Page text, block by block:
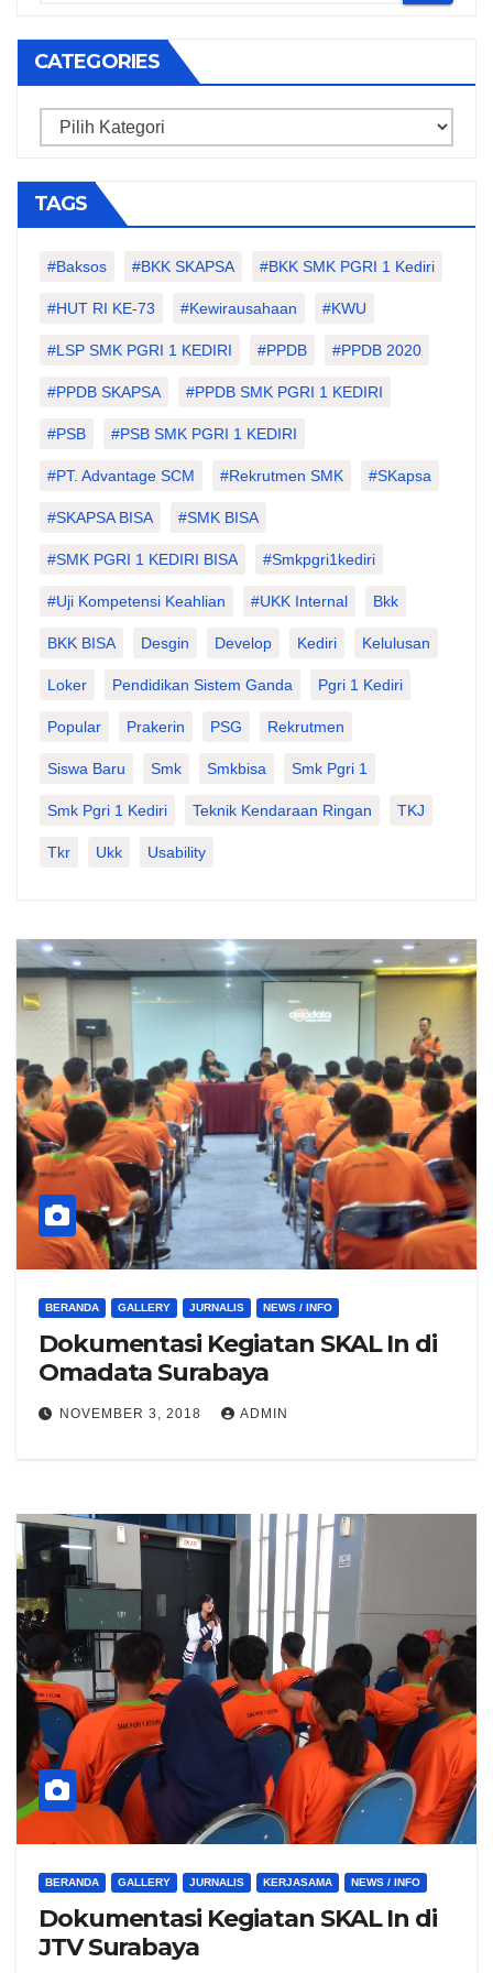
CATEGORIES
Categories
TAGS
#Baksos #BKK SKAPSA #BKK SMK PGRI 1 Kediri
#HUT RI KE-73 #kewirausahaan #KWU
#LSP SMK PGRI 1 KEDIRI #PPDB #PPDB 2020
#PPDB SKAPSA #PPDB SMK PGRI 1 KEDIRI
#PSB #PSB SMK PGRI 1 KEDIRI
#PT. Advantage SCM #Rekrutmen SMK #SKapsa
#SKAPSA BISA #SMK BISA
#SMK PGRI 1 KEDIRI BISA #smkpgri1kediri
#Uji Kompetensi Keahlian #UKK Internal Bkk
BKK BISA Desgin Develop Kediri Kelulusan
Loker Pendidikan Sistem Ganda Pgri 1 Kediri
Popular Prakerin PSG Rekrutmen
Siswa Baru Smk Smkbisa Smk Pgri 1
Smk Pgri 1 Kediri Teknik Kendaraan Ringan TKJ
Tkr Ukk Usability
BERANDA GALLERY JURNALIS NEWS / INFO
Dokumentasi Kegiatan SKAL In di
Omadata Surabaya
NOVEMBER 3, 2018 ADMIN
BERANDA GALLERY JURNALIS KERJASAMA NEWS / INFO
Dokumentasi Kegiatan SKAL In di
JTV Surabaya